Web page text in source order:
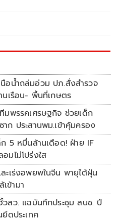
อน้ำถล่มอ่วม ปภ.สั่งสำรวจ
นเรือน- พื้นที่เกษตร
พรรคเศรษฐกิจ ช่วยเด็ก
ก ประสานพม.เข้าคุ้มครอง
5 หมื่นล้านเดือด! ฝ่าย IF
มไม่โปร่งใส
ะเร่งอพยพในจีน พายุไต้ฝุ่น
ข้ามา
วสว. แฉบันทึกประชุม สนช. ปี
ดประเทศ